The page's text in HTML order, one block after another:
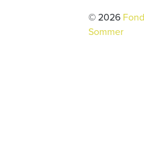
© 2026
Sommer